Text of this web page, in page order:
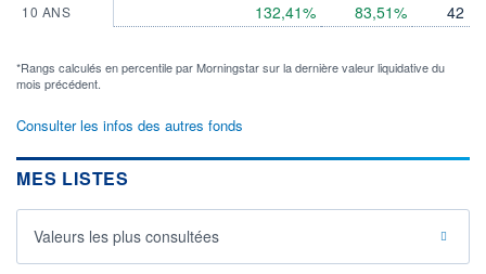
10 ANS
132,41%
83,51%
42
*Rangs calculés en percentile par Morningstar sur la dernière valeur liquidative du
mois précédent.
Consulter les infos des autres fonds
MES LISTES
Valeurs les plus consultées